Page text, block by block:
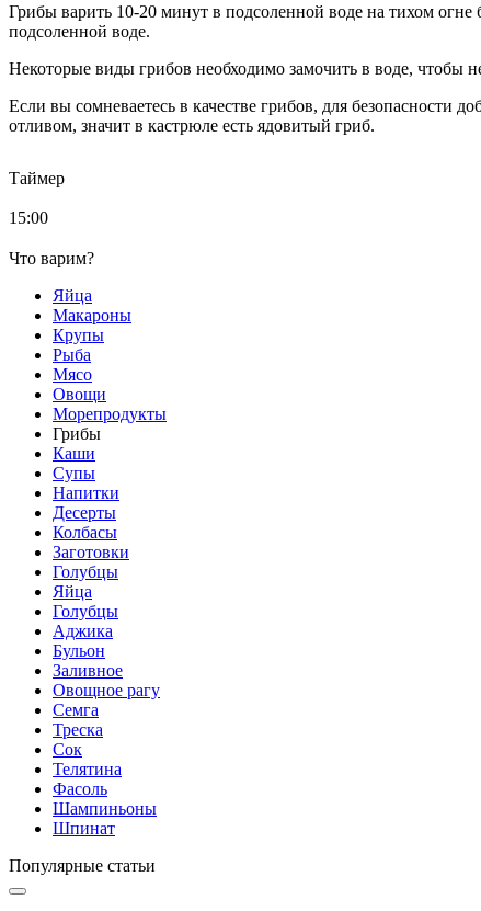
Грибы варить 10-20 минут в подсоленной воде на тихом
подсоленной воде.
Некоторые виды грибов необходимо замочить в воде, чтобы
Если вы сомневаетесь в качестве грибов, для безопасности
отливом, значит в кастрюле есть ядовитый гриб.
Таймер
15:00
Что варим?
Яйца
Макароны
Крупы
Рыба
Мясо
Овощи
Морепродукты
Грибы
Каши
Супы
Напитки
Десерты
Колбасы
Заготовки
Голубцы
Яйца
Голубцы
Аджика
Бульон
Заливное
Овощное рагу
Семга
Треска
Сок
Телятина
Фасоль
Шампиньоны
Шпинат
Популярные статьи